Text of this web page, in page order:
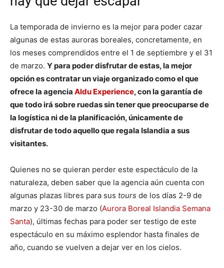
La temporada de invierno es la mejor para poder cazar
algunas de estas auroras boreales, concretamente, en
los meses comprendidos entre el 1 de septiembre y el 31
de marzo. Y para poder disfrutar de estas, la mejor
opción es contratar un viaje organizado como el que
ofrece la agencia Aldu Experience, con la garantía de
que todo irá sobre ruedas sin tener que preocuparse de
la logística ni de la planificación, únicamente de
disfrutar de todo aquello que regala Islandia a sus
visitantes.
Quienes no se quieran perder este espectáculo de la
naturaleza, deben saber que la agencia aún cuenta con
algunas plazas libres para sus tours de los días 2-9 de
marzo y 23-30 de marzo (Aurora Boreal Islandia Semana
Santa), últimas fechas para poder ser testigo de este
espectáculo en su máximo esplendor hasta finales de
año, cuando se vuelven a dejar ver en los cielos.